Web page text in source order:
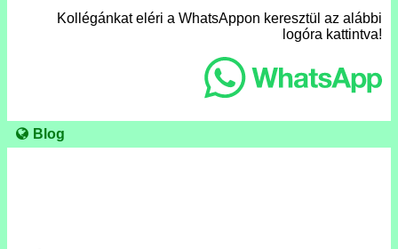
Kollégánkat eléri a WhatsAppon keresztül az alábbi
logóra kattintva!
Blog